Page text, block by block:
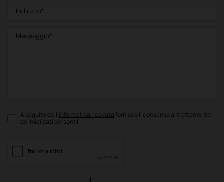
A seguito dell’informativa ricevuta fornisco il consenso al trattamento
dei miei dati personali